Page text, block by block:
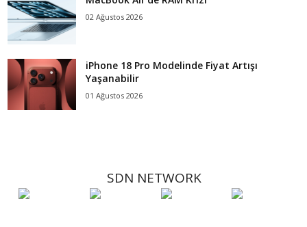
02 Ağustos 2026
iPhone 18 Pro Modelinde Fiyat Artışı
Yaşanabilir
01 Ağustos 2026
SDN NETWORK